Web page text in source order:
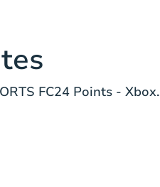
FC24 Points - Xbox.